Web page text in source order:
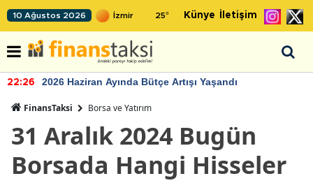
10 Ağustos 2026 25° Künye İletişim
22:26 2026 Haziran Ayında Bütçe Artışı Yaşandı
FinansTaksi Borsa ve Yatırım
31 Aralık 2024 Bugün
Borsada Hangi Hisseler